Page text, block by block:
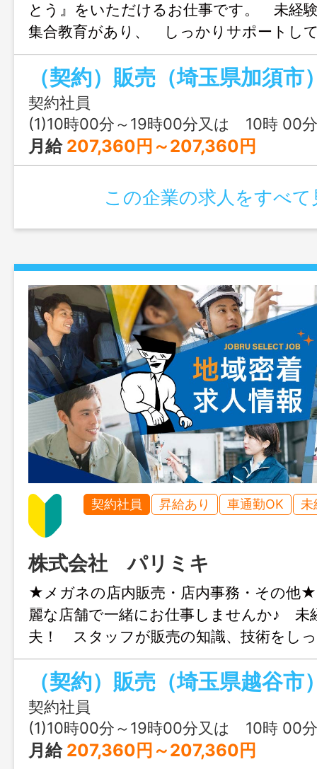
とう』をいただけるお仕事です。 未経
集合教育があり、 しっかりサポートし
す。 技術、知識を高めながら、ゆっく
か？ 変更範囲：変更なし
（契約）販売（埼玉県加須市
契約社員
(1)10時00分～19時00分又は 10時 00分 ～ 19時 00
月給 207,360円～207,360円
この企業の求人をすべて
契約社員 昇給あり 車通勤OK 未
株式会社 パリミキ
★メガネの店内販売・店内事務・その
麗な店舗で一緒にお仕事しませんか♪ 未
夫！ スタッフが販売の知識、技術をし
させていただきます。 店舗で楽しく働
気ブランドを中心にメガネ・サングラス
します。 ファッションが好き、長くお
いしていきたい方は最適なお仕事です
の“ありがとう！”が、とっても嬉しいお
（契約）販売（埼玉県越谷市
契約社員
(1)10時00分～19時00分又は 10時 00分 ～ 19時 30
月給 207,360円～207,360円